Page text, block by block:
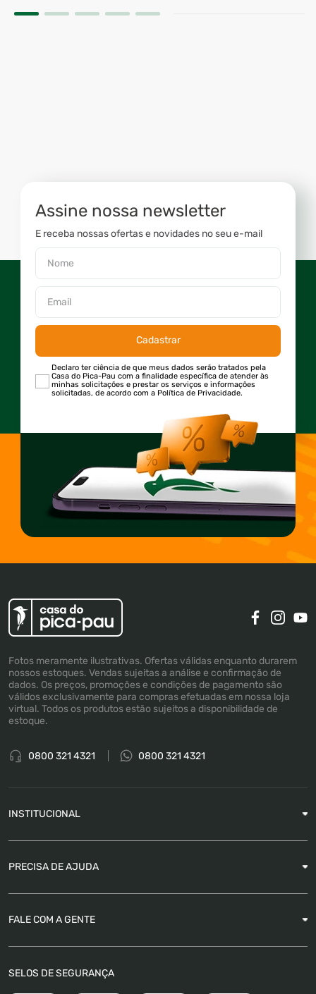
Assine nossa newsletter
E receba nossas ofertas e novidades no seu e-mail
Cadastrar
Declaro ter ciência de que meus dados serão tratados pela
Casa do Pica-Pau com a finalidade específica de atender às
minhas solicitações e prestar os serviços e informações
solicitadas, de acordo com a Política de Privacidade.
Fotos meramente ilustrativas. Ofertas válidas enquanto durarem
nossos estoques. Vendas sujeitas a análise e confirmação de
dados. Os preços, promoções e condições de pagamento são
válidos exclusivamente para compras efetuadas em nossa loja
virtual. Todos os produtos estão sujeitos a disponibilidade de
estoque.
0800 321 4321 0800 321 4321
INSTITUCIONAL
PRECISA DE AJUDA
FAQ
FALE COM A GENTE
SELOS DE SEGURANÇA